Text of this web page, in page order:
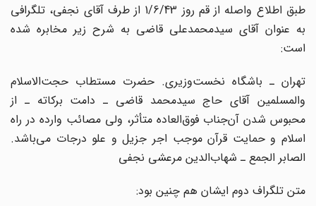
طبق اطلاع واصله از قم روز 1/6/43 از طرف آقای نجفی، تلگرافی
به عنوان آقای سیدمحمدعلی قاضی به شرح زیر مخابره شده
است:
تهران ـ باشگاه نخست‌وزیری. حضرت مستطاب حجت‌الاسلام
والمسلمین آقای حاج سیدمحمد قاضی ـ دامت برکاته ـ از
محبوس شدن آن‌جناب فوق‌العاده متأثر، ولی مصائب وارده در راه
اسلام و حمایت قرآن موجب اجر جزیل و علو درجات می‌باشد.
الصابر الجمع ـ شهاب‌الدین مرعشی نجفی
متن تلگراف دوم ایشان هم چنین بود: